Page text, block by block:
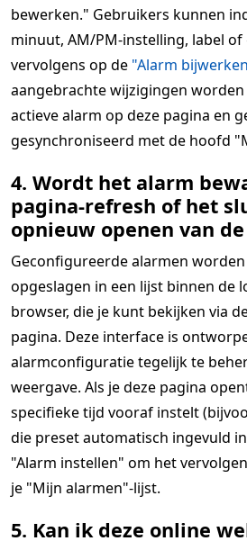
bewerken." Gebruikers kunnen
minuut, AM/PM-instelling, label
vervolgens op de "Alarm
aangebrachte wijzigingen
actieve alarm op deze pagina en
gesynchroniseerd met de hoofd
4. Wordt het alarm
pagina-refresh of het
opnieuw openen van
Geconfigureerde alarmen
opgeslagen in een lijst binnen de
browser, die je kunt bekijken via
pagina. Deze interface is
alarmconfiguratie tegelijk te
weergave. Als je deze pagina
specifieke tijd vooraf instelt
die preset automatisch ingevuld
"Alarm instellen" om het
je "Mijn alarmen"-lijst.
5. Kan ik deze online